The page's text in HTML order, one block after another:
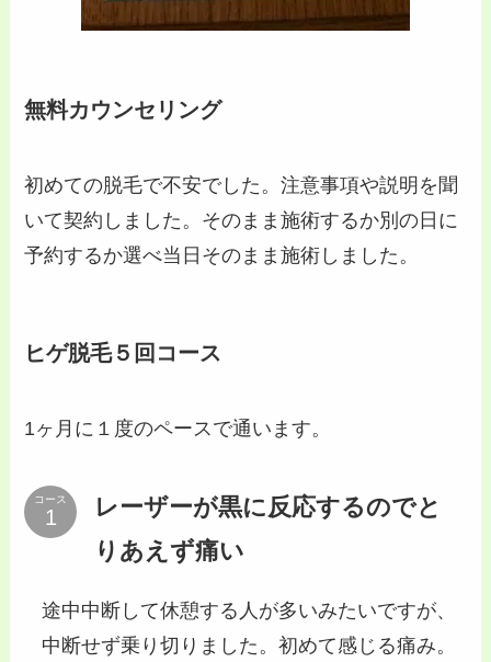
無料カウンセリング
初めての脱毛で不安でした。注意事項や説明を聞
いて契約しました。そのまま施術するか別の日に
予約するか選べ当日そのまま施術しました。
ヒゲ脱毛５回コース
1ヶ月に１度のペースで通います。
コース
レーザーが黒に反応するのでと
りあえず痛い
途中中断して休憩する人が多いみたいですが、
中断せず乗り切りました。初めて感じる痛み。